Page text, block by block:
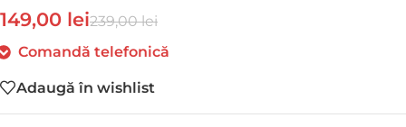
239,00lei
149,00 lei
Comandă telefonică
Adaugă în wishlist